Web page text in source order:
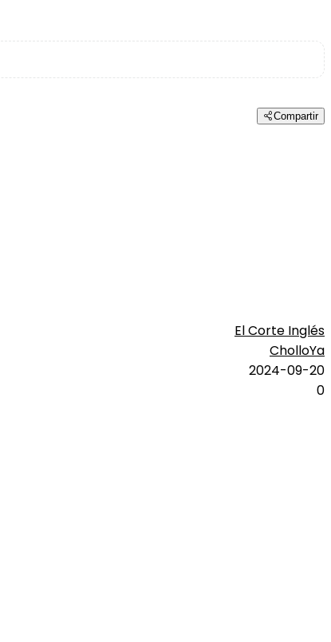
Compartir
El Corte Inglés
CholloYa
2024-09-20
0